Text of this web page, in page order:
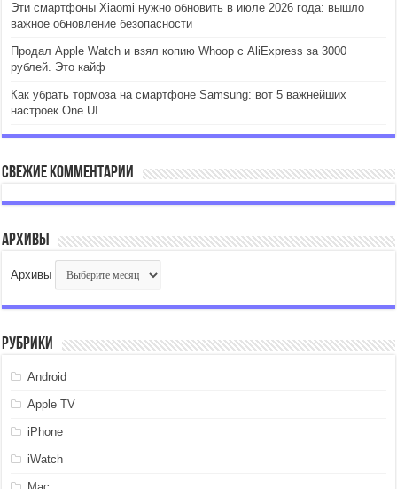
Эти смартфоны Xiaomi нужно обновить в июле 2026 года: вышло
важное обновление безопасности
Продал Apple Watch и взял копию Whoop с AliExpress за 3000
рублей. Это кайф
Как убрать тормоза на смартфоне Samsung: вот 5 важнейших
настроек One UI
Свежие комментарии
Архивы
Архивы
Рубрики
Android
Apple TV
iPhone
iWatch